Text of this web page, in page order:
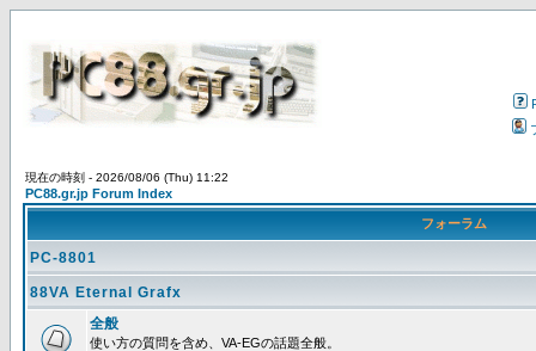
現在の時刻 - 2026/08/06 (Thu) 11:22
PC88.gr.jp Forum Index
フォーラム
PC-8801
88VA Eternal Grafx
全般
使い方の質問を含め、VA-EGの話題全般。